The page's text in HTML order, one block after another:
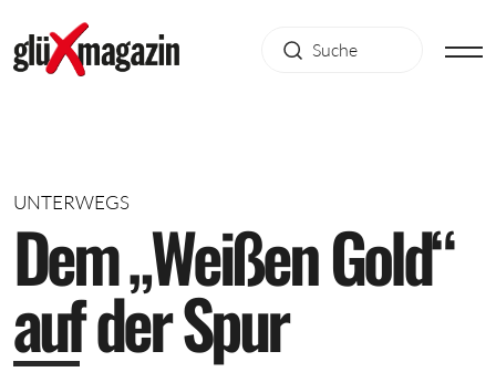
UNTERWEGS
Dem„WeißenGold“
aufderSpur